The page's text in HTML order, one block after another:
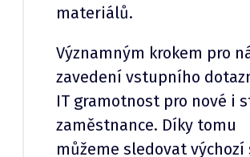
materiálů.
Významným krokem pro
zavedení vstupního
IT gramotnost pro nové i
zaměstnance. Díky tomu
můžeme sledovat výchozí